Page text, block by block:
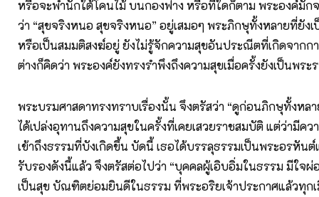
หรือจะพำนักใต้โคนไม้ บนกองฟาง หรือที่ใดก็ตาม พระองค์มัก
ว่า “สุขจริงหนอ สุขจริงหนอ” อยู่เสมอๆ พระภิกษุทั้งหลายที่ยัง
หรือเป็นสมมติสงฆ์อยู่ ยังไม่รู้จักความสุขอันประณีตที่เกิดจากกา
ต่างก็คิดว่า พระองค์ยังทรงรำพึงถึงความสุขเมื่อครั้งยังเป็นพระ
พระบรมศาสดาทรงทราบเรื่องนั้น จึงตรัสว่า “ดูก่อนภิกษุทั้งหลา
ได้เปล่งอุทานถึงความสุขในครั้งที่เคยเสวยราชสมบัติ แต่ว่ามีคว
เข้าถึงธรรมที่บังเกิดขึ้น บัดนี้ เธอได้บรรลุธรรมเป็นพระอรหัน
รับรองดังนี้แล้ว จึงตรัสต่อไปว่า “บุคคลผู้เอิบอิ่มในธรรม มีใจ
เป็นสุข บัณฑิตย่อมยินดีในธรรม ที่พระอริยเจ้าประกาศแล้วทุกเ